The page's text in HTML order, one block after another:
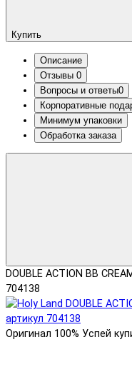
Купить
Описание
Отзывы 0
Вопросы и ответы0
Корпоративные
Минимум упаковки
Обработка заказа
DOUBLE ACTION BB
704138
Оригинал 100% Успей